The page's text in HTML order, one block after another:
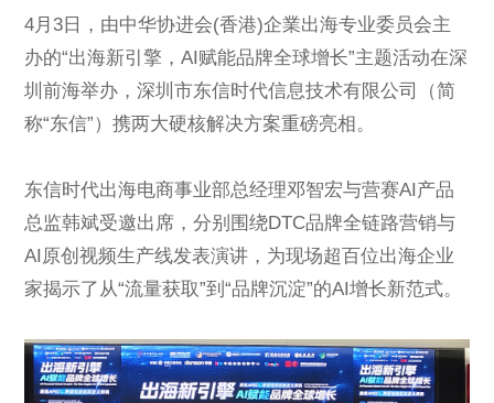
联系东信
4月3日，由中华协进会(香港)企業出海专业委员会主
办的“出海新引擎，AI赋能品牌全球增长”主题活动在深
圳前海举办，深圳市东信时代信息技术有限公司（简
称“东信”）携两大硬核解决方案重磅亮相。
东信时代出海电商事业部总经理邓智宏与营赛AI产品
总监韩斌受邀出席，分别围绕DTC品牌全链路营销与
AI原创视频生产线发表演讲，为现场超百位出海企业
家揭示了从“流量获取”到“品牌沉淀”的AI增长新范式。